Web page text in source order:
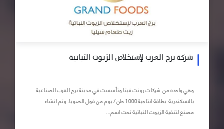
شركة برج العرب لإستخلاص الزيوت النباتية
وهي واحده من شركات رونت فيتا وتأسست في مدينة برج العرب الصناعية
بالاسكندرية بطاقة انتاجية 1000 طن / يوم من فول الصويا. وتم انشاء
مصنع لتنقية الزيوت النباتية تحت اسم...